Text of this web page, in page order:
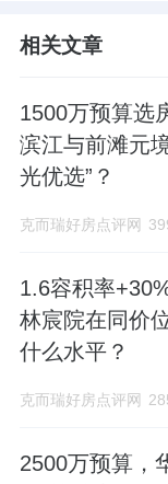
相关文章
1500万预算选
滨江与前滩元
光优选”？
克而瑞好房点评网
1.6容积率
林宸院在同价
什么水平？
克而瑞好房点评网
2500万预算，